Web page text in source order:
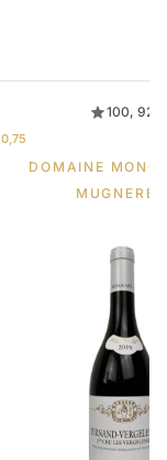
100, 92
0,75
DOMAINE
MUGNERET